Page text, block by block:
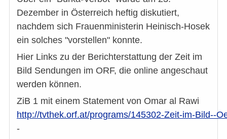
Dezember in Österreich heftig diskutiert,
nachdem sich Frauenministerin Heinisch-Hosek
ein solches "vorstellen" konnte.
Hier Links zu der Berichterstattung der Zeit im
Bild Sendungen im ORF, die online angeschaut
werden können.
ZiB 1 mit einem Statement von Omar al Rawi
http://tvthek.orf.at/programs/145302-Zeit-im-Bild--
-